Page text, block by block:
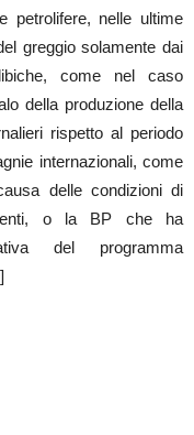
petrolifere, nelle ultime
greggio solamente dai
come nel caso
della produzione della
rispetto al periodo
internazionali, come
delle condizioni di
o la BP che ha
del programma